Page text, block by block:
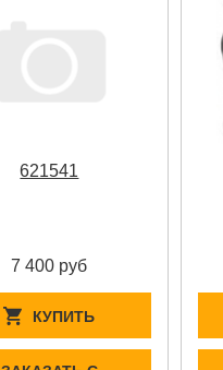
621541
7 400 руб
КУПИТЬ